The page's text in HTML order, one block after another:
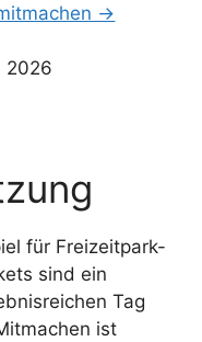
→
2026
für Freizeitpark-
sind ein
Tag
ist